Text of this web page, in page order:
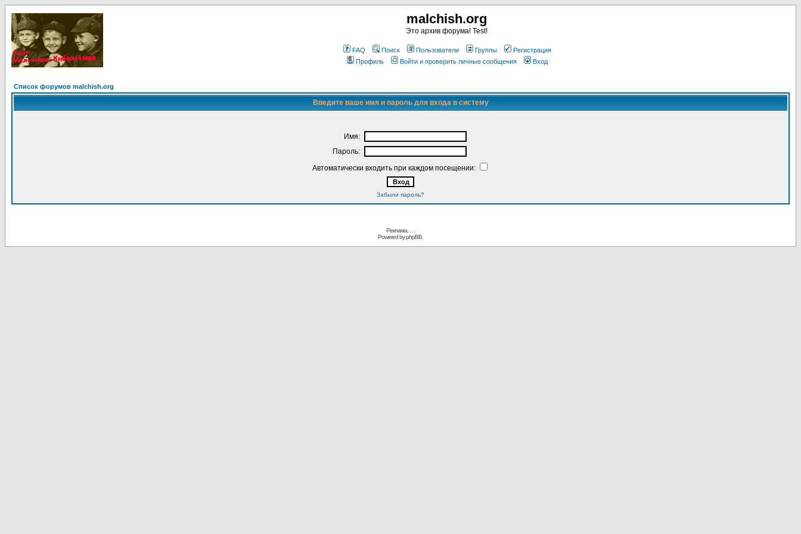
malchish.org
Это архив форума! Test!
FAQ Поиск Пользователи Группы
Регистрация
Профиль
Войти и проверить личные сообщения Вход
Список форумов malchish.org
Введите ваше имя и пароль для входа в систему
Имя:
Пароль:
Автоматически входить при каждом посещении:
Забыли пароль?
Реклама. . .
Powered byphpBB.